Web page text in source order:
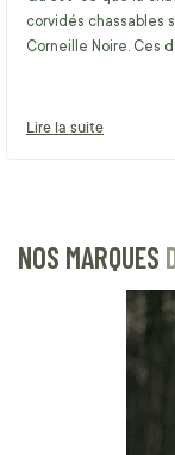
corvidés chassables
Corneille Noire. Ces
Lire la suite
NOS MARQUES